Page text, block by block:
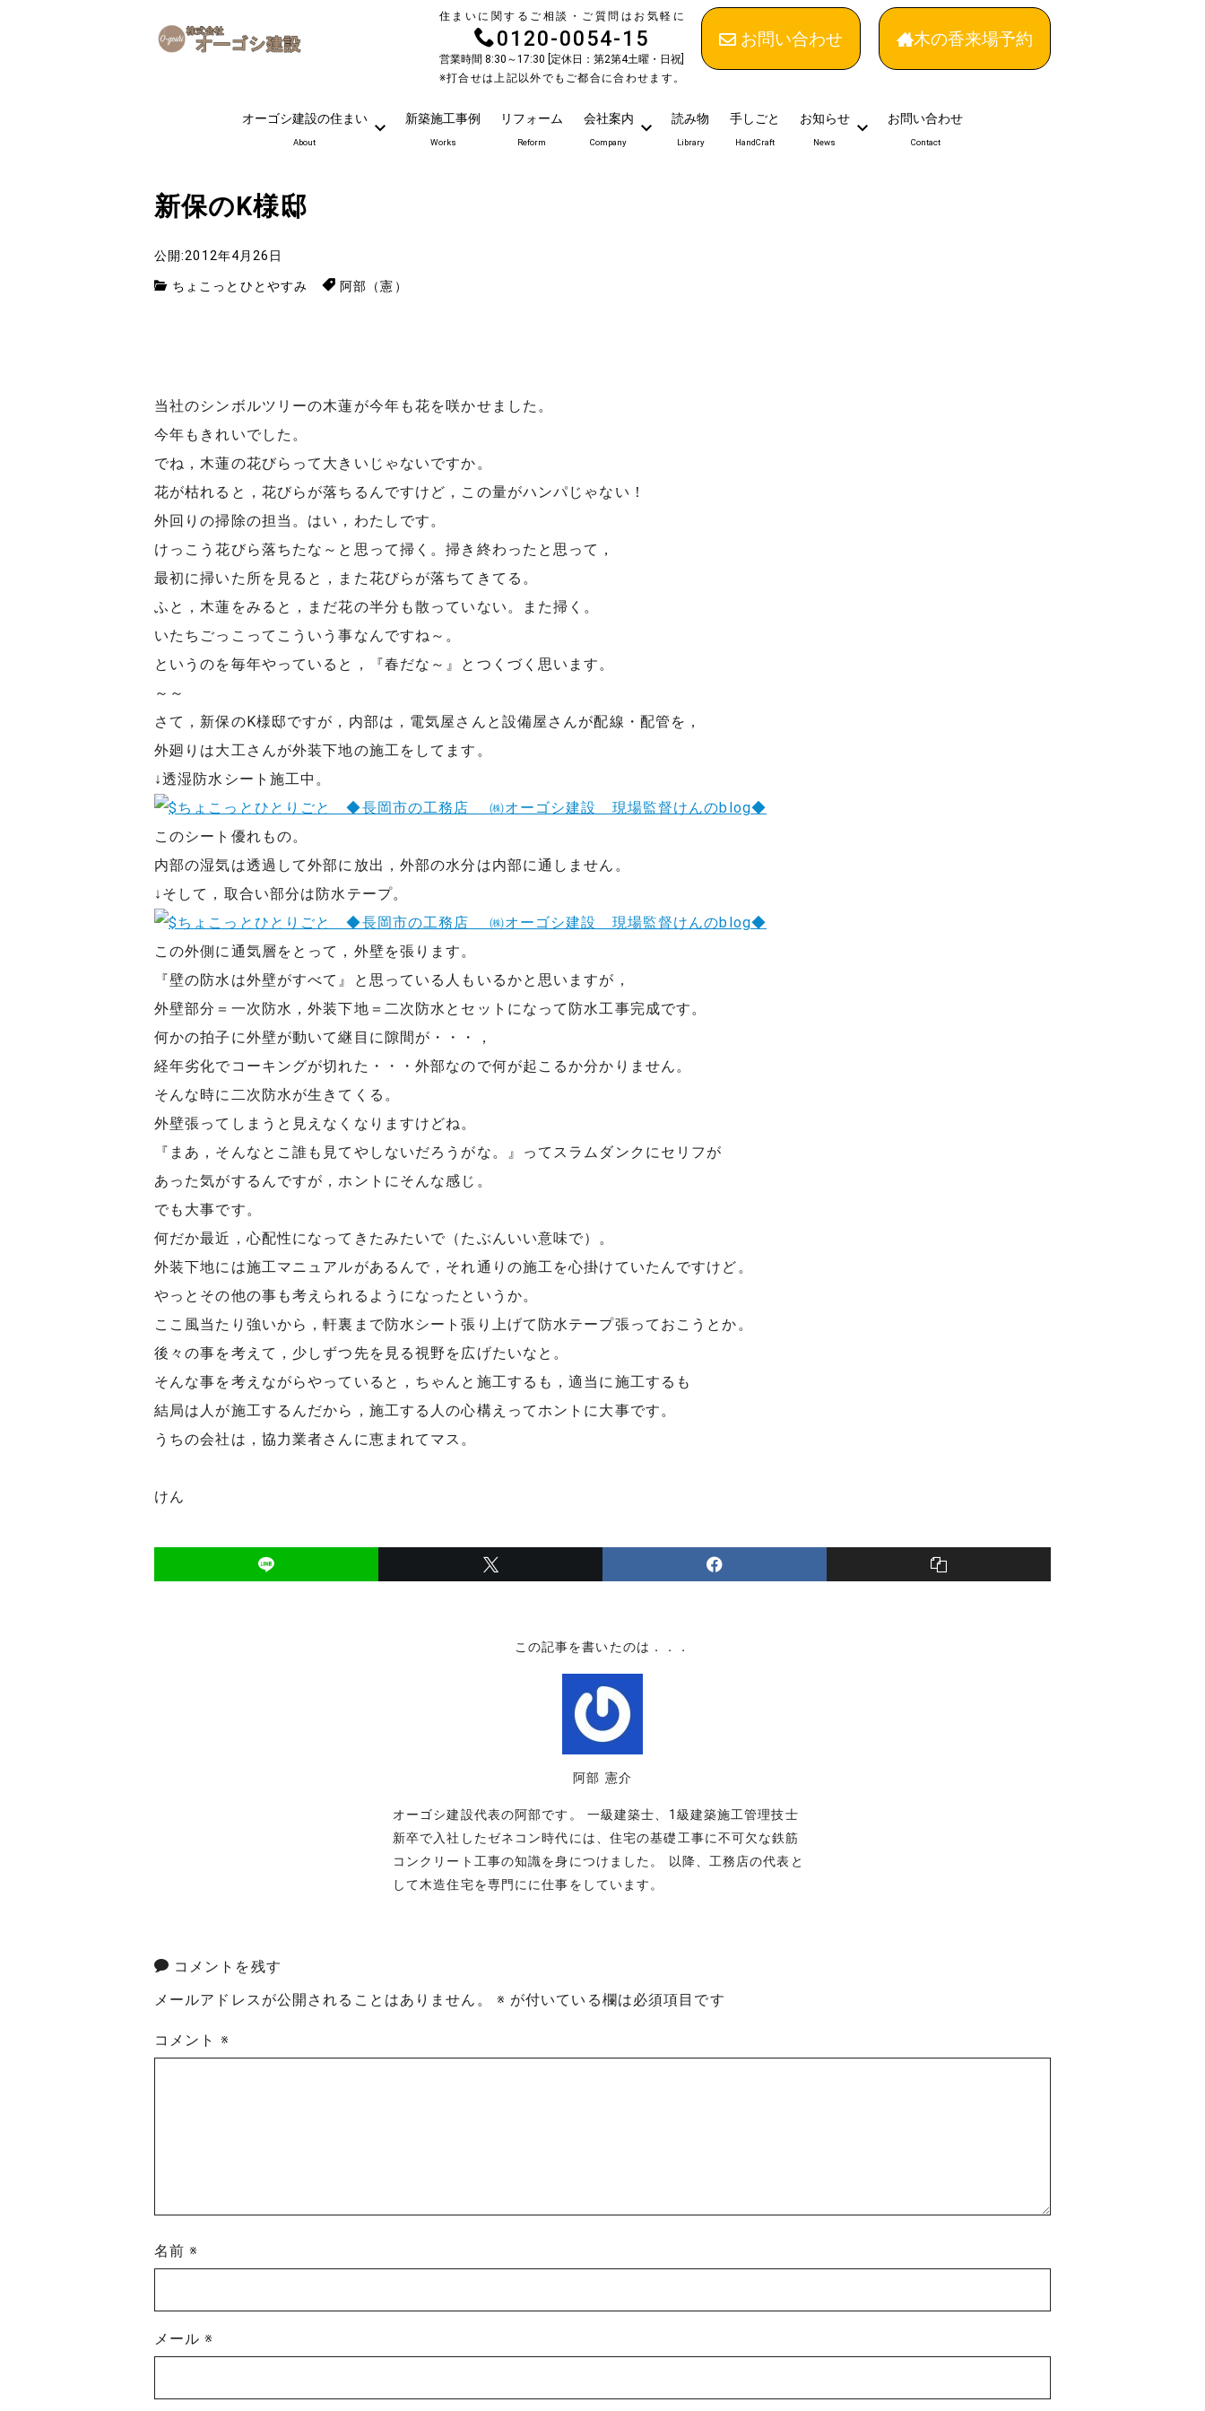
住まいに関するご相談・ご質問はお気軽に
0120-0054-15
営業時間 8:30～17:30 [定休日：第2第4土曜・日祝]
※打合せは上記以外でもご都合に合わせます。
お問い合わせ 木の香来場予約
オーゴシ建設の住まい
About
新築施工事例
Works
リフォーム
Reform
会社案内
Company
読み物
Library
手しごと
HandCraft
お知らせ
News
お問い合わせ
Contact
新保のK様邸
公開:2012年4月26日
ちょこっとひとやすみ
阿部（憲）
当社のシンボルツリーの木蓮が今年も花を咲かせました。
今年もきれいでした。
でね，木蓮の花びらって大きいじゃないですか。
花が枯れると，花びらが落ちるんですけど，この量がハンパじゃない！
外回りの掃除の担当。はい，わたしです。
けっこう花びら落ちたな～と思って掃く。掃き終わったと思って，
最初に掃いた所を見ると，また花びらが落ちてきてる。
ふと，木蓮をみると，まだ花の半分も散っていない。また掃く。
いたちごっこってこういう事なんですね～。
というのを毎年やっていると，『春だな～』とつくづく思います。
～～
さて，新保のK様邸ですが，内部は，電気屋さんと設備屋さんが配線・配管を，
外廻りは大工さんが外装下地の施工をしてます。
↓透湿防水シート施工中。
このシート優れもの。
内部の湿気は透過して外部に放出，外部の水分は内部に通しません。
↓そして，取合い部分は防水テープ。
この外側に通気層をとって，外壁を張ります。
『壁の防水は外壁がすべて』と思っている人もいるかと思いますが，
外壁部分＝一次防水，外装下地＝二次防水とセットになって防水工事完成です。
何かの拍子に外壁が動いて継目に隙間が・・・，
経年劣化でコーキングが切れた・・・外部なので何が起こるか分かりません。
そんな時に二次防水が生きてくる。
外壁張ってしまうと見えなくなりますけどね。
『まあ，そんなとこ誰も見てやしないだろうがな。』ってスラムダンクにセリフが
あった気がするんですが，ホントにそんな感じ。
でも大事です。
何だか最近，心配性になってきたみたいで（たぶんいい意味で）。
外装下地には施工マニュアルがあるんで，それ通りの施工を心掛けていたんですけど。
やっとその他の事も考えられるようになったというか。
ここ風当たり強いから，軒裏まで防水シート張り上げて防水テープ張っておこうとか。
後々の事を考えて，少しずつ先を見る視野を広げたいなと。
そんな事を考えながらやっていると，ちゃんと施工するも，適当に施工するも
結局は人が施工するんだから，施工する人の心構えってホントに大事です。
うちの会社は，協力業者さんに恵まれてマス。
けん
この記事を書いたのは．．．
阿部 憲介
オーゴシ建設代表の阿部です。 一級建築士、1級建築施工管理技士
新卒で入社したゼネコン時代には、住宅の基礎工事に不可欠な鉄筋
コンクリート工事の知識を身につけました。 以降、工務店の代表と
して木造住宅を専門にに仕事をしています。
コメントを残す
メールアドレスが公開されることはありません。
※ が付いている欄は必須項目です
コメント ※
名前※
メール※